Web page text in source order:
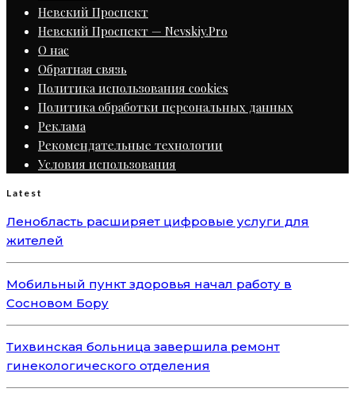
Невский Проспект
Невский Проспект — Nevskiy.Pro
О нас
Обратная связь
Политика использования cookies
Политика обработки персональных данных
Реклама
Рекомендательные технологии
Условия использования
Latest
Ленобласть расширяет цифровые услуги для
жителей
Мобильный пункт здоровья начал работу в
Сосновом Бору
Тихвинская больница завершила ремонт
гинекологического отделения